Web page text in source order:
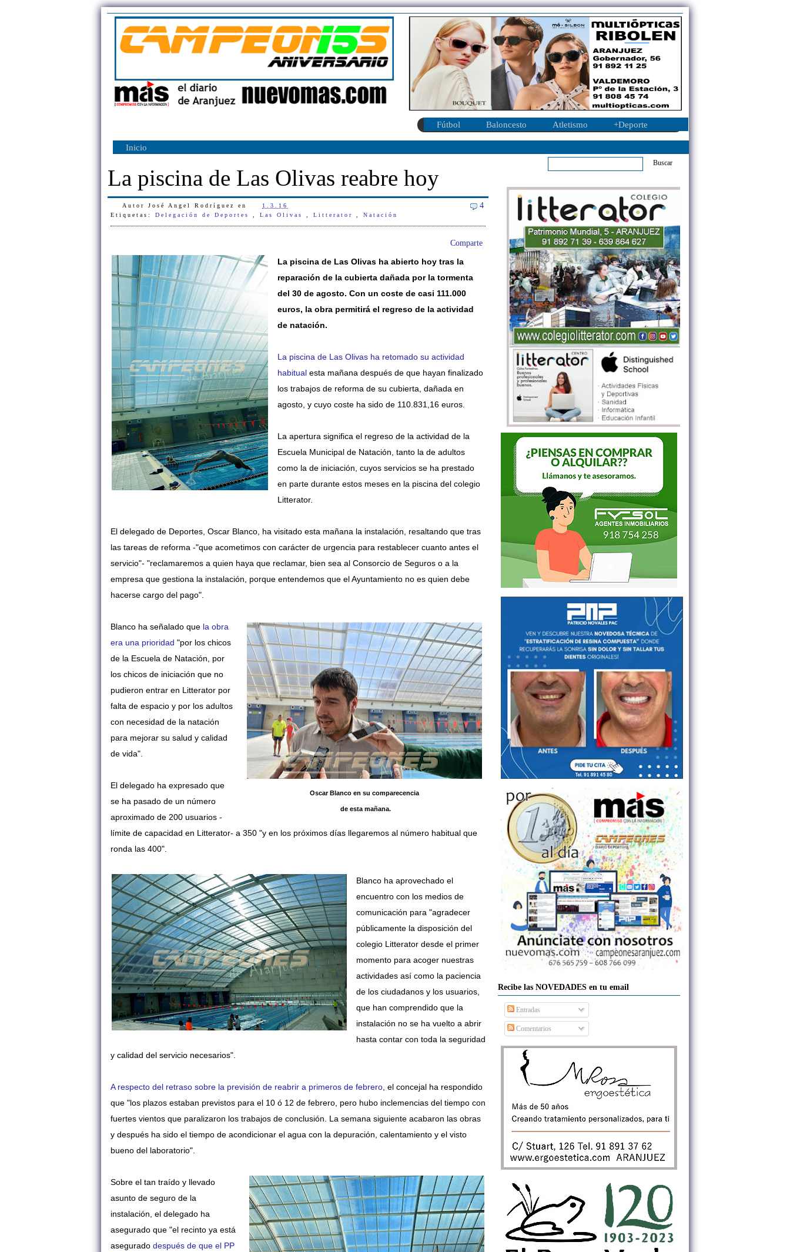
Fútbol Baloncesto Atletismo +Deporte
Inicio
La piscina de Las Olivas reabre hoy
Autor José Angel Rodríguez en 1.3.16 4
Etiquetas: Delegación de Deportes Las Olivas Litterator Natación
Comparte
La piscina de Las Olivas ha abierto hoy tras la
reparación de la cubierta dañada por la tormenta
del 30 de agosto. Con un coste de casi 111.000
euros, la obra permitirá el regreso de la actividad
de natación.
La piscina de Las Olivas ha retomado su actividad
habitual esta mañana después de que hayan finalizado
los trabajos de reforma de su cubierta, dañada en
agosto, y cuyo coste ha sido de 110.831,16 euros.
La apertura significa el regreso de la actividad de la
Escuela Municipal de Natación, tanto la de adultos
como la de iniciación, cuyos servicios se ha prestado
en parte durante estos meses en la piscina del colegio
Litterator.
El delegado de Deportes, Oscar Blanco, ha visitado esta mañana la instalación, resaltando que tras
las tareas de reforma -"que acometimos con carácter de urgencia para restablecer cuanto antes el
servicio"- "reclamaremos a quien haya que reclamar, bien sea al Consorcio de Seguros o a la
empresa que gestiona la instalación, porque entendemos que el Ayuntamiento no es quien debe
hacerse cargo del pago".
Oscar Blanco en su comparecencia
de esta mañana.
Blanco ha señalado que la obra
era una prioridad "por los chicos
de la Escuela de Natación, por
los chicos de iniciación que no
pudieron entrar en Litterator por
falta de espacio y por los adultos
con necesidad de la natación
para mejorar su salud y calidad
de vida".
El delegado ha expresado que
se ha pasado de un número
aproximado de 200 usuarios -
límite de capacidad en Litterator- a 350 "y en los próximos días llegaremos al número habitual que
ronda las 400".
Blanco ha aprovechado el
encuentro con los medios de
comunicación para "agradecer
públicamente la disposición del
colegio Litterator desde el primer
momento para acoger nuestras
actividades así como la paciencia
de los ciudadanos y los usuarios,
que han comprendido que la
instalación no se ha vuelto a abrir
hasta contar con toda la seguridad
y calidad del servicio necesarios".
A respecto del retraso sobre la previsión de reabrir a primeros de febrero, el concejal ha respondido
que "los plazos estaban previstos para el 10 ó 12 de febrero, pero hubo inclemencias del tiempo con
fuertes vientos que paralizaron los trabajos de conclusión. La semana siguiente acabaron las obras
y después ha sido el tiempo de acondicionar el agua con la depuración, calentamiento y el visto
bueno del laboratorio".
Sobre el tan traído y llevado
asunto de seguro de la
instalación, el delegado ha
asegurado que "el recinto ya está
asegurado después de que el PP
Recibe las NOVEDADES en tu email
Entradas
Comentarios